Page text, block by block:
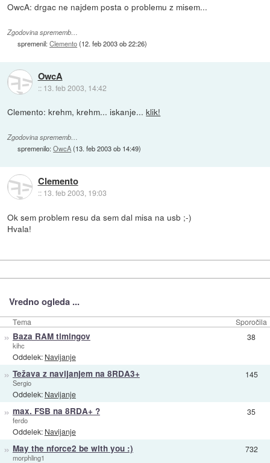
OwcA: drgac ne najdem posta o problemu z misem...
Zgodovina sprememb…
spremenil:Clemento(12. feb 2003 ob 22:26)
OwcA
:: 13. feb 2003, 14:42
Clemento: krehm, krehm... iskanje...klik!
Zgodovina sprememb…
spremenilo:OwcA(13. feb 2003 ob 14:49)
Clemento
:: 13. feb 2003, 19:03
Ok sem problem resu da sem dal misa na usb ;-)
Hvala!
Vredno ogleda ...
Tema Sporočila
» Baza RAM timingov
kihc
Oddelek: Navijanje
38
» Težava z navijanjem na 8RDA3+
Sergio
Oddelek: Navijanje
145
» max. FSB na 8RDA+ ?
ferdo
Oddelek: Navijanje
35
» May the nforce2 be with you :)
morphling1
732